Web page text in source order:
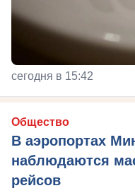
сегодня в 15:42
Общество
В аэропортах
наблюдаются
рейсов